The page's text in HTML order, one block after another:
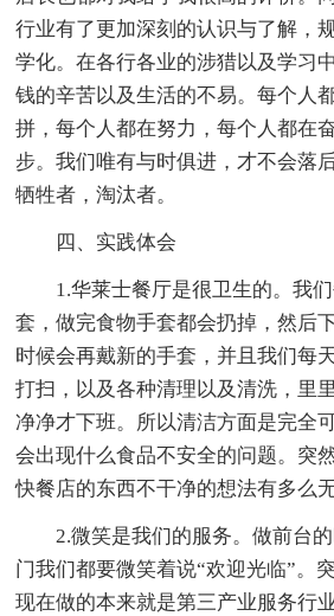
行业有了更加深刻的认识与了解，
学化。在各行各业的涉猎以及学习
钱的辛苦以及生活的不易。每个人
拼，每个人都在努力，每个人都在
步。我们唯有与时俱进，才不会落
牺牲者，淘汰者。
四、实践体会
1.华莱士餐厅是很卫生的。我
套，做完食物手套都会扔掉，然后
时候会再戴新的手套，并且我们每
打扫，以及各种清理以及清洗，里
净净才下班。所以清洁方面是完全
会出现什么食品不安全的问题。突
快餐店的东西不干净的想法有多么无
2.微笑是我们的服务。做前台
门我们都要微笑着说“欢迎光临”。
现在做的本来就是第三产业服务行